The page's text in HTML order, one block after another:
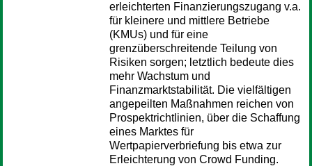
erleichterten Finanzierungszugang v.a.
für kleinere und mittlere Betriebe
(KMUs) und für eine
grenzüberschreitende Teilung von
Risiken sorgen; letztlich bedeute dies
mehr Wachstum und
Finanzmarktstabilität. Die vielfältigen
angepeilten Maßnahmen reichen von
Prospektrichtlinien, über die Schaffung
eines Marktes für
Wertpapierverbriefung bis etwa zur
Erleichterung von Crowd Funding.